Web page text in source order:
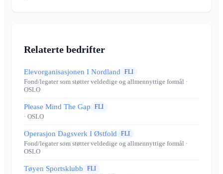
Relaterte bedrifter
Elevorganisasjonen I Nordland FLI
Fond/legater som støtter veldedige og allmennyttige formål ·
OSLO
Please Mind The Gap FLI
· OSLO
Operasjon Dagsverk I Østfold FLI
Fond/legater som støtter veldedige og allmennyttige formål ·
OSLO
Tøyen Sportsklubb FLI